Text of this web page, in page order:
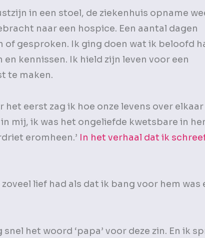
in een stoel, de ziekenhuis opname
naar een hospice. Een aantal dagen
gesproken. Ik ging doen wat ik beloofd
kennissen. Ik hield zijn leven voor een
te maken.
eerst zag ik hoe onze levens over elkaar
mij, ik was het ongeliefde kwetsbare in
eromheen.’ In het verhaal dat ik
lief had als dat ik bang voor hem was
het woord ‘papa’ voor deze zin. En ik